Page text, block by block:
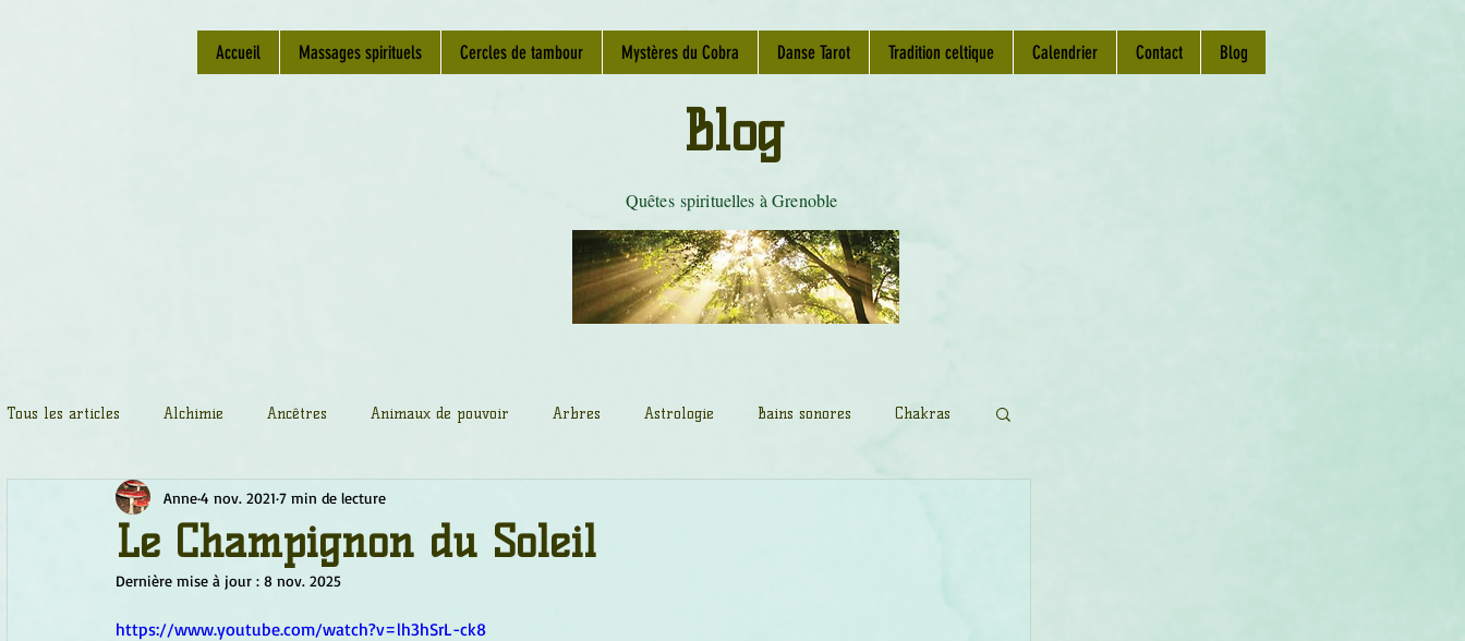
Accueil Massages spirituels Cercles de tambour Mystères du Cobra Danse Tarot Tradition celtique Calendrier Contact Blog
Quêtes spirituelles à Grenoble
Blog
Tous les articles Alchimie Ancêtres Animaux de pouvoir Arbres Astrologie Bains sonores Chakras
Chamanisme Champignons Conscience
Fleurs de Bach Géométrie sacrée
Le Champignon du Soleil
Anne4 nov. 2021 7 min de lecture
Dernière mise à jour : 8 nov. 2025
https://www.youtube.com/watch?v=lh3hSrL-ck8